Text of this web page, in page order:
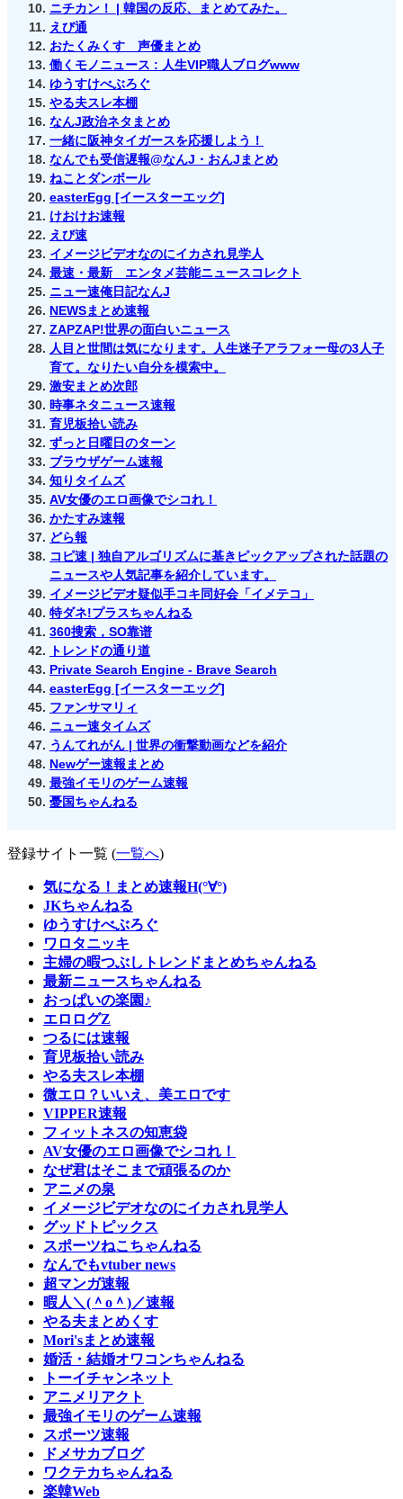
ニチカン！ | 韓国の反応、まとめてみた。
えび通
おたくみくす 声優まとめ
働くモノニュース : 人生VIP職人ブログwww
ゆうすけべぶろぐ
やる夫スレ本棚
なんJ政治ネタまとめ
一緒に阪神タイガースを応援しよう！
なんでも受信遅報@なんJ・おんJまとめ
ねことダンボール
easterEgg [イースターエッグ]
けおけお速報
えび速
イメージビデオなのにイカされ見学人
最速・最新 エンタメ芸能ニュースコレクト
ニュー速俺日記なんJ
NEWSまとめ速報
ZAPZAP!世界の面白いニュース
人目と世間は気になります。人生迷子アラフォー母の3人子
育て。なりたい自分を模索中。
激安まとめ次郎
時事ネタニュース速報
育児板拾い読み
ずっと日曜日のターン
ブラウザゲーム速報
知りタイムズ
AV女優のエロ画像でシコれ！
かたすみ速報
どら報
コピ速 | 独自アルゴリズムに基きピックアップされた話題の
ニュースや人気記事を紹介しています。
イメージビデオ疑似手コキ同好会「イメテコ」
特ダネ!プラスちゃんねる
360搜索，SO靠谱
トレンドの通り道
Private Search Engine - Brave Search
easterEgg [イースターエッグ]
ファンサマリィ
ニュー速タイムズ
うんてれがん | 世界の衝撃動画などを紹介
Newゲー速報まとめ
最強イモリのゲーム速報
憂国ちゃんねる
登録サイト一覧 (一覧へ)
気になる！まとめ速報H(°∀°)
JKちゃんねる
ゆうすけべぶろぐ
ワロタニッキ
主婦の暇つぶしトレンドまとめちゃんねる
最新ニュースちゃんねる
おっぱいの楽園♪
エロログZ
つるには速報
育児板拾い読み
やる夫スレ本棚
微エロ？いいえ、美エロです
VIPPER速報
フィットネスの知恵袋
AV女優のエロ画像でシコれ！
なぜ君はそこまで頑張るのか
アニメの泉
イメージビデオなのにイカされ見学人
グッドトピックス
スポーツねこちゃんねる
なんでもvtuber news
超マンガ速報
暇人＼(＾o＾)／速報
やる夫まとめくす
Mori'sまとめ速報
婚活・結婚オワコンちゃんねる
トーイチャンネット
アニメリアクト
最強イモリのゲーム速報
スポーツ速報
ドメサカブログ
ワクテカちゃんねる
楽韓Web